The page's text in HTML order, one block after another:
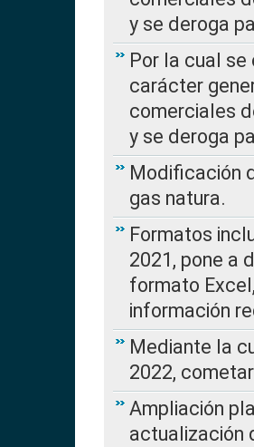
y se deroga
Por la cual
carácter
comerciales
y se deroga
Modificación
gas natura.
Formatos
2021, pone a
formato
información
Mediante la
2022,
Ampliación
actualización